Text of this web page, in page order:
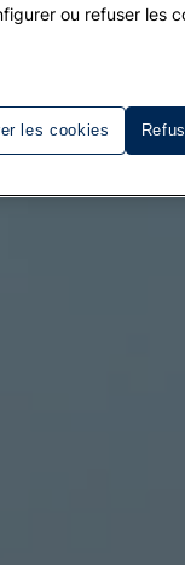
ou refuser les
les cookies